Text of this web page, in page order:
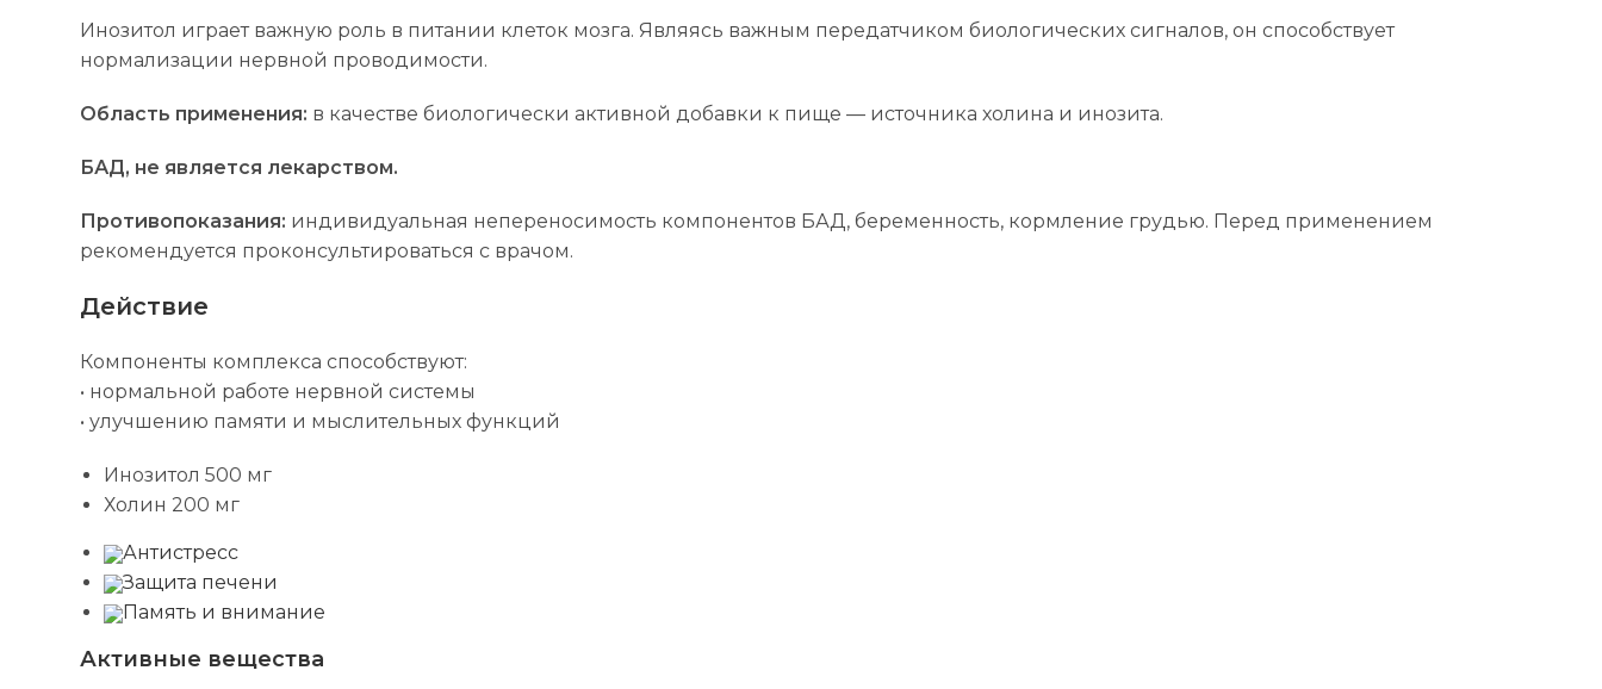
Инозитол играет важную роль в питании клеток мозга. Являясь важным передатчиком биологических сигналов, он способствует
нормализации нервной проводимости.
Область применения: в качестве биологически активной добавки к пище — источника холина и инозита.
БАД, не является лекарством.
Противопоказания: индивидуальная непереносимость компонентов БАД, беременность, кормление грудью. Перед применением
рекомендуется проконсультироваться с врачом.
Действие
Компоненты комплекса способствуют:
• нормальной работе нервной системы
• улучшению памяти и мыслительных функций
Инозитол 500 мг
Холин 200 мг
Антистресс
Защита печени
Память и внимание
Активные вещества